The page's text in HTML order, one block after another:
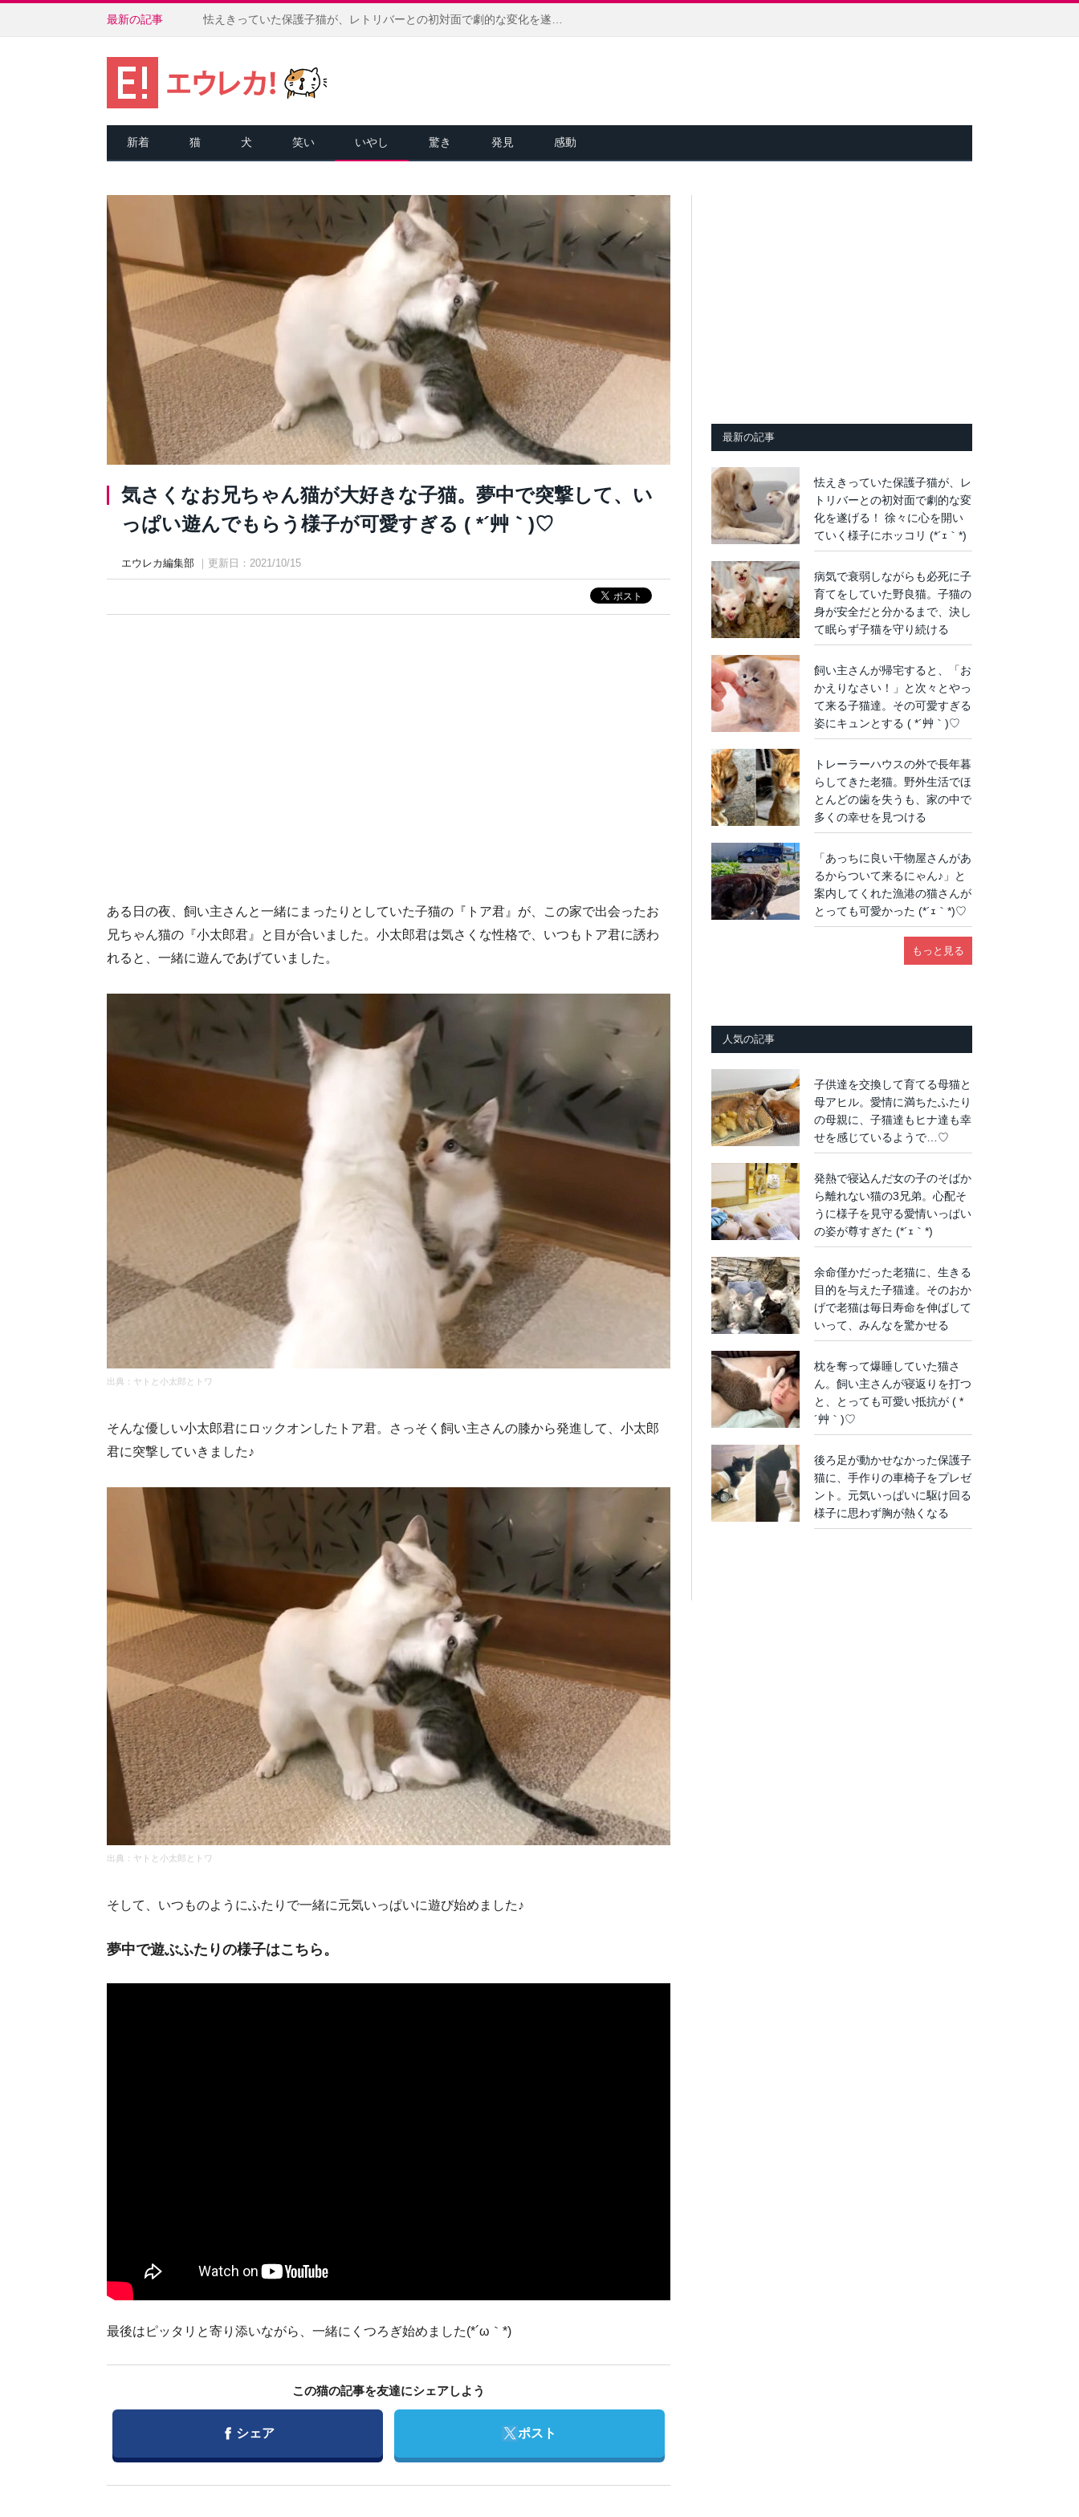
最新の記事 怯えきっていた保護子猫が、レトリバーとの初対面で劇的な変化を遂げる！ 徐々に心を開いていく様子にホッコリ (*´ｪ｀*)
新着 猫 犬 笑い いやし 驚き 発見 感動
気さくなお兄ちゃん猫が大好きな子猫。夢中で突撃して、い
っぱい遊んでもらう様子が可愛すぎる ( *´艸｀)♡
エウレカ編集部 ｜更新日：2021/10/15
ある日の夜、飼い主さんと一緒にまったりとしていた子猫の『トア君』が、この家で出会ったお
兄ちゃん猫の『小太郎君』と目が合いました。小太郎君は気さくな性格で、いつもトア君に誘わ
れると、一緒に遊んであげていました。
出典： ヤトと小太郎とトワ
そんな優しい小太郎君にロックオンしたトア君。さっそく飼い主さんの膝から発進して、小太郎
君に突撃していきました♪
出典：ヤトと小太郎とトワ
そして、いつものようにふたりで一緒に元気いっぱいに遊び始めました♪
夢中で遊ぶふたりの様子はこちら。
最後はピッタリと寄り添いながら、一緒にくつろぎ始めました(*´ω｀*)
この猫の記事を友達にシェアしよう
Facebook
シェア Twitter
ポスト
最新の記事
怯えきっていた保護子猫が、レ
トリバーとの初対面で劇的な変
化を遂げる！ 徐々に心を開い
ていく様子にホッコリ (*´ｪ｀*)
病気で衰弱しながらも必死に子
育てをしていた野良猫。子猫の
身が安全だと分かるまで、決し
て眠らず子猫を守り続ける
飼い主さんが帰宅すると、「お
かえりなさい！」と次々とやっ
て来る子猫達。その可愛すぎる
姿にキュンとする ( *´艸｀)♡
トレーラーハウスの外で長年暮
らしてきた老猫。野外生活でほ
とんどの歯を失うも、家の中で
多くの幸せを見つける
「あっちに良い干物屋さんがあ
るからついて来るにゃん♪」と
案内してくれた漁港の猫さんが
とっても可愛かった (*´ｪ｀*)♡
もっと見る
人気の記事
子供達を交換して育てる母猫と
母アヒル。愛情に満ちたふたり
の母親に、子猫達もヒナ達も幸
せを感じているようで…♡
発熱で寝込んだ女の子のそばか
ら離れない猫の3兄弟。心配そ
うに様子を見守る愛情いっぱい
の姿が尊すぎた (*´ｪ｀*)
余命僅かだった老猫に、生きる
目的を与えた子猫達。そのおか
げで老猫は毎日寿命を伸ばして
いって、みんなを驚かせる
枕を奪って爆睡していた猫さ
ん。飼い主さんが寝返りを打つ
と、とっても可愛い抵抗が ( *
´艸｀)♡
後ろ足が動かせなかった保護子
猫に、手作りの車椅子をプレゼ
ント。元気いっぱいに駆け回る
様子に思わず胸が熱くなる